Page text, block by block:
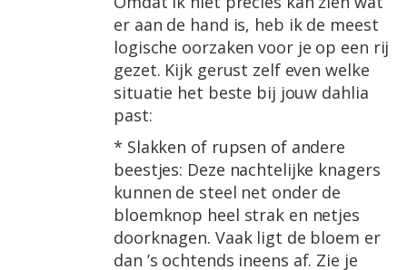
er aan de hand is, heb ik de meest
logische oorzaken voor je op een rij
gezet. Kijk gerust zelf even welke
situatie het beste bij jouw dahlia
past:
* Slakken of rupsen of andere
beestjes: Deze nachtelijke knagers
kunnen de steel net onder de
bloemknop heel strak en netjes
doorknagen. Vaak ligt de bloem er
dan ’s ochtends ineens af. Zie je